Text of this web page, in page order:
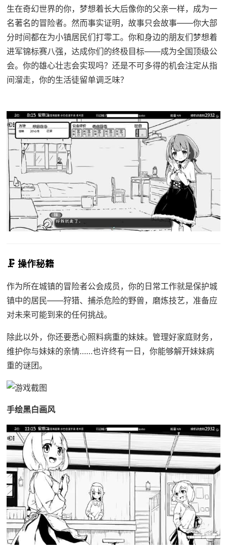
生在奇幻世界的你，梦想着长大后像你的父亲一样，成为一
名著名的冒险者。然而事实证明，故事只会故事——你大部
分时间都在为小镇居民们打零工。你和身边的朋友们梦想着
进军锦标赛八强，达成你们的终极目标——成为全国顶级公
会。你的雄心壮志会实现吗？还是不可多得的机会注定从指
间溜走，你的生活徒留单调乏味？
🗜️ 操作秘籍
作为所在城镇的冒险者公会成员，你的日常工作就是保护城
镇中的居民——狩猎、捕杀危险的野兽，磨炼技艺，准备应
对未来可能到来的任何挑战。
除此以外，你还要悉心照料病重的妹妹。管理好家庭财务，
维护你与妹妹的亲情……也许终有一日，你能够解开妹妹病
重的谜团。
手绘黑白画风